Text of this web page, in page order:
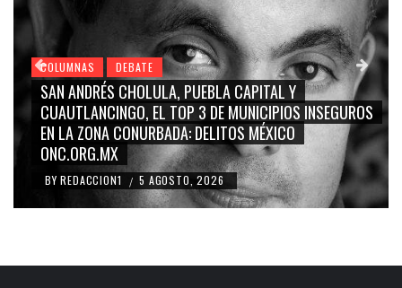
COLUMNAS DEBATE
GRACE PALOMARES, NAY SALVATORI, SERGIO MAYER,
CARMEN SALINAS “LA CORCHOLATA”, CUAUHTÉMOC
BLANCO, SILVIA PINAL: LA TRIVIALIZACIÓN Y
RIDICULIZACIÓN DE LA REPRESENTACIÓN CIUDADANA
BY REDACCION1 / 4 AGOSTO, 2026